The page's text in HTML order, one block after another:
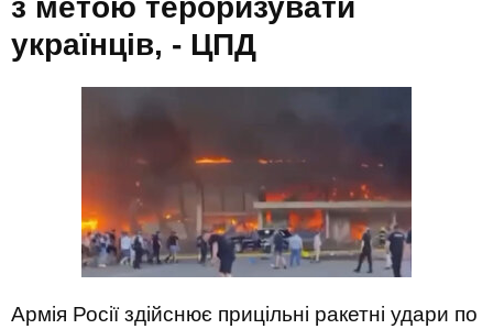
з метою тероризувати
українців, - ЦПД
Армія Росії здійснює прицільні ракетні удари по